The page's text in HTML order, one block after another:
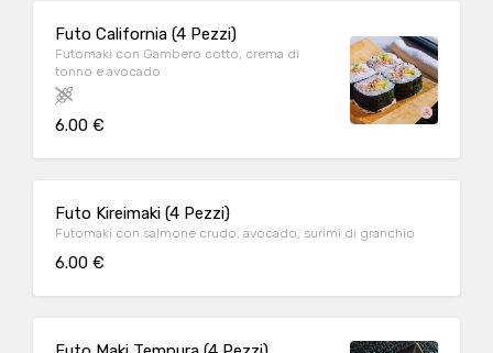
Futo California (4 Pezzi)
Futomaki con Gambero cotto, crema di
tonno e avocado
6.00 €
Futo Kireimaki (4 Pezzi)
Futomaki con salmone crudo, avocado, surimi di granchio
6.00 €